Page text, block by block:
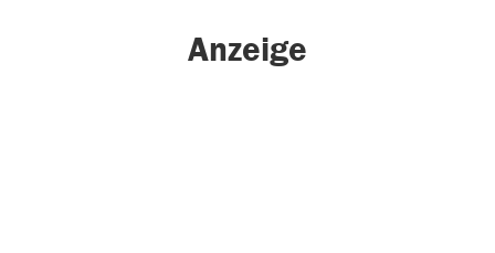
Anzeige